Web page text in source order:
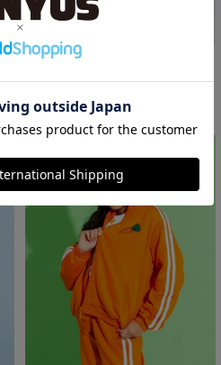
【新サイズ】フードジャージパンツ